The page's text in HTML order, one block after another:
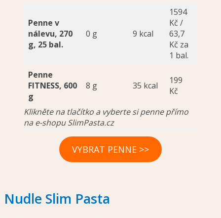
Penne v
nálevu, 270
g, 25 bal.
0 g 9 kcal
1594
Kč /
63,7
Kč za
1 bal.
Penne
FITNESS, 600
g
8 g 35 kcal
199
Kč
Klikněte na tlačítko a vyberte si penne přímo
na e-shopu SlimPasta.cz
VYBRAT PENNE >>
Nudle Slim Pasta